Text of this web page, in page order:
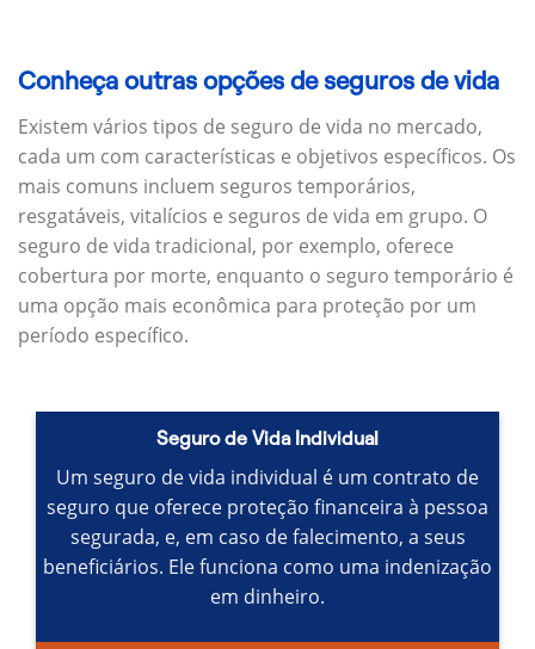
Conheça outras opções de seguros de vida
Existem vários tipos de seguro de vida no mercado,
cada um com características e objetivos específicos. Os
mais comuns incluem seguros temporários,
resgatáveis, vitalícios e seguros de vida em grupo. O
seguro de vida tradicional, por exemplo, oferece
cobertura por morte, enquanto o seguro temporário é
uma opção mais econômica para proteção por um
período específico.
Seguro de Vida Individual
Um seguro de vida individual é um contrato de
seguro que oferece proteção financeira à pessoa
segurada, e, em caso de falecimento, a seus
beneficiários. Ele funciona como uma indenização
em dinheiro.